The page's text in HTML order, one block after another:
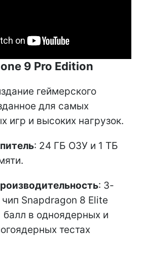
9 Pro Edition
геймерского
для самых
игр и высоких нагрузок.
: 24 ГБ ОЗУ и 1 ТБ
: 3-
Snapdragon 8 Elite
балл в одноядерных и
тестах